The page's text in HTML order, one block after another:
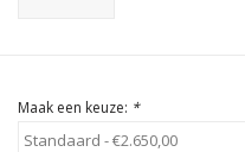
Maak een keuze: *